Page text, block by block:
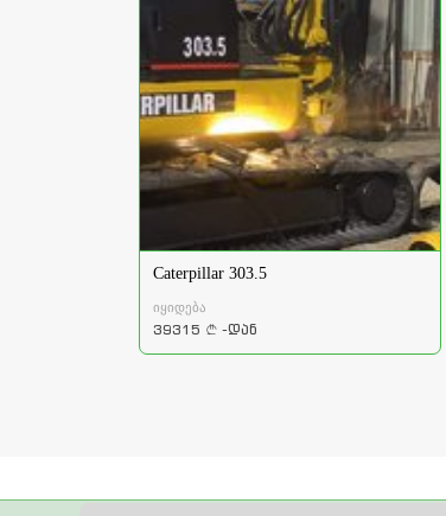
Caterpillar 303.5
იყიდება
39315 a -დან